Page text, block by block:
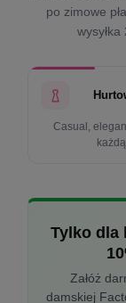
po zimowe
Casual,
Tylko dla
Załóż
damskiej